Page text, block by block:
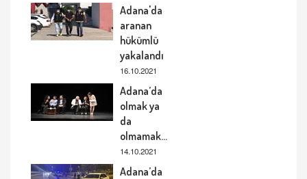
Adana'da
aranan
hükümlü
yakalandı
16.10.2021
Adana’da
olmak ya
da
olmamak…
14.10.2021
Adana’da